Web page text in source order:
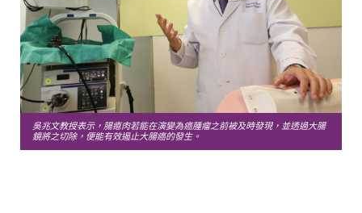
吳兆文教授表示，腸瘜肉若能在演變為癌腫瘤之前被及時發現，並透過大腸
鏡將之切除，便能有效遏止大腸癌的發生。